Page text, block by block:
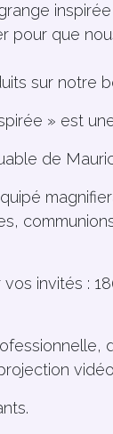
inspirée
pour que
sur notre
» est
de
invités :